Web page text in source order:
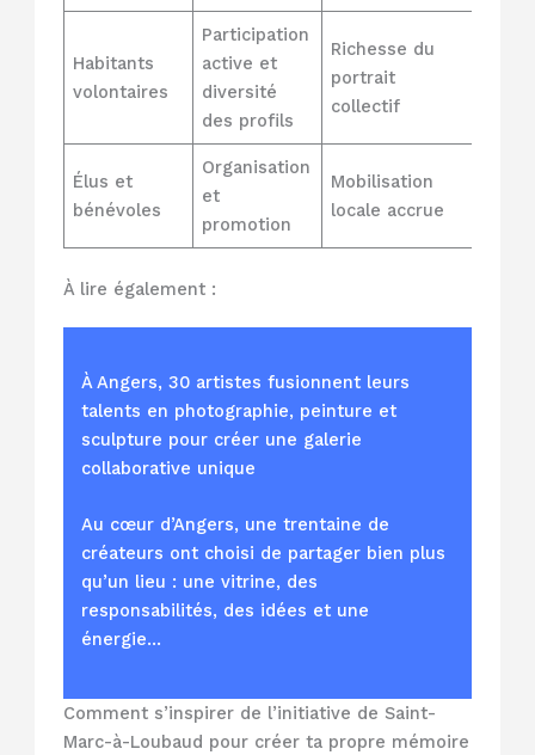
Habitants
volontaires
Participation
active et
diversité
des profils
Richesse du
portrait
collectif
Élus et
bénévoles
Organisation
et
promotion
Mobilisation
locale accrue
À lire également :
À Angers, 30 artistes fusionnent leurs
talents en photographie, peinture et
sculpture pour créer une galerie
collaborative unique
Au cœur d’Angers, une trentaine de
créateurs ont choisi de partager bien plus
qu’un lieu : une vitrine, des
responsabilités, des idées et une
énergie…
Comment s’inspirer de l’initiative de Saint-
Marc-à-Loubaud pour créer ta propre mémoire